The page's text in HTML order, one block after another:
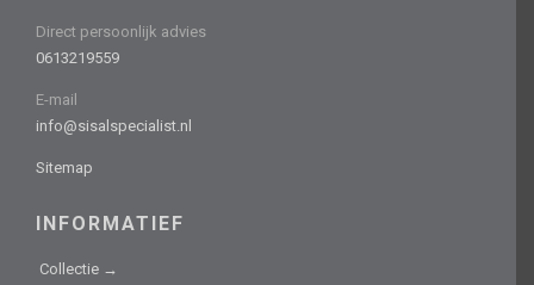
Direct persoonlijk advies
0613219559
E-mail
info@sisalspecialist.nl
Sitemap
INFORMATIEF
Collectie →